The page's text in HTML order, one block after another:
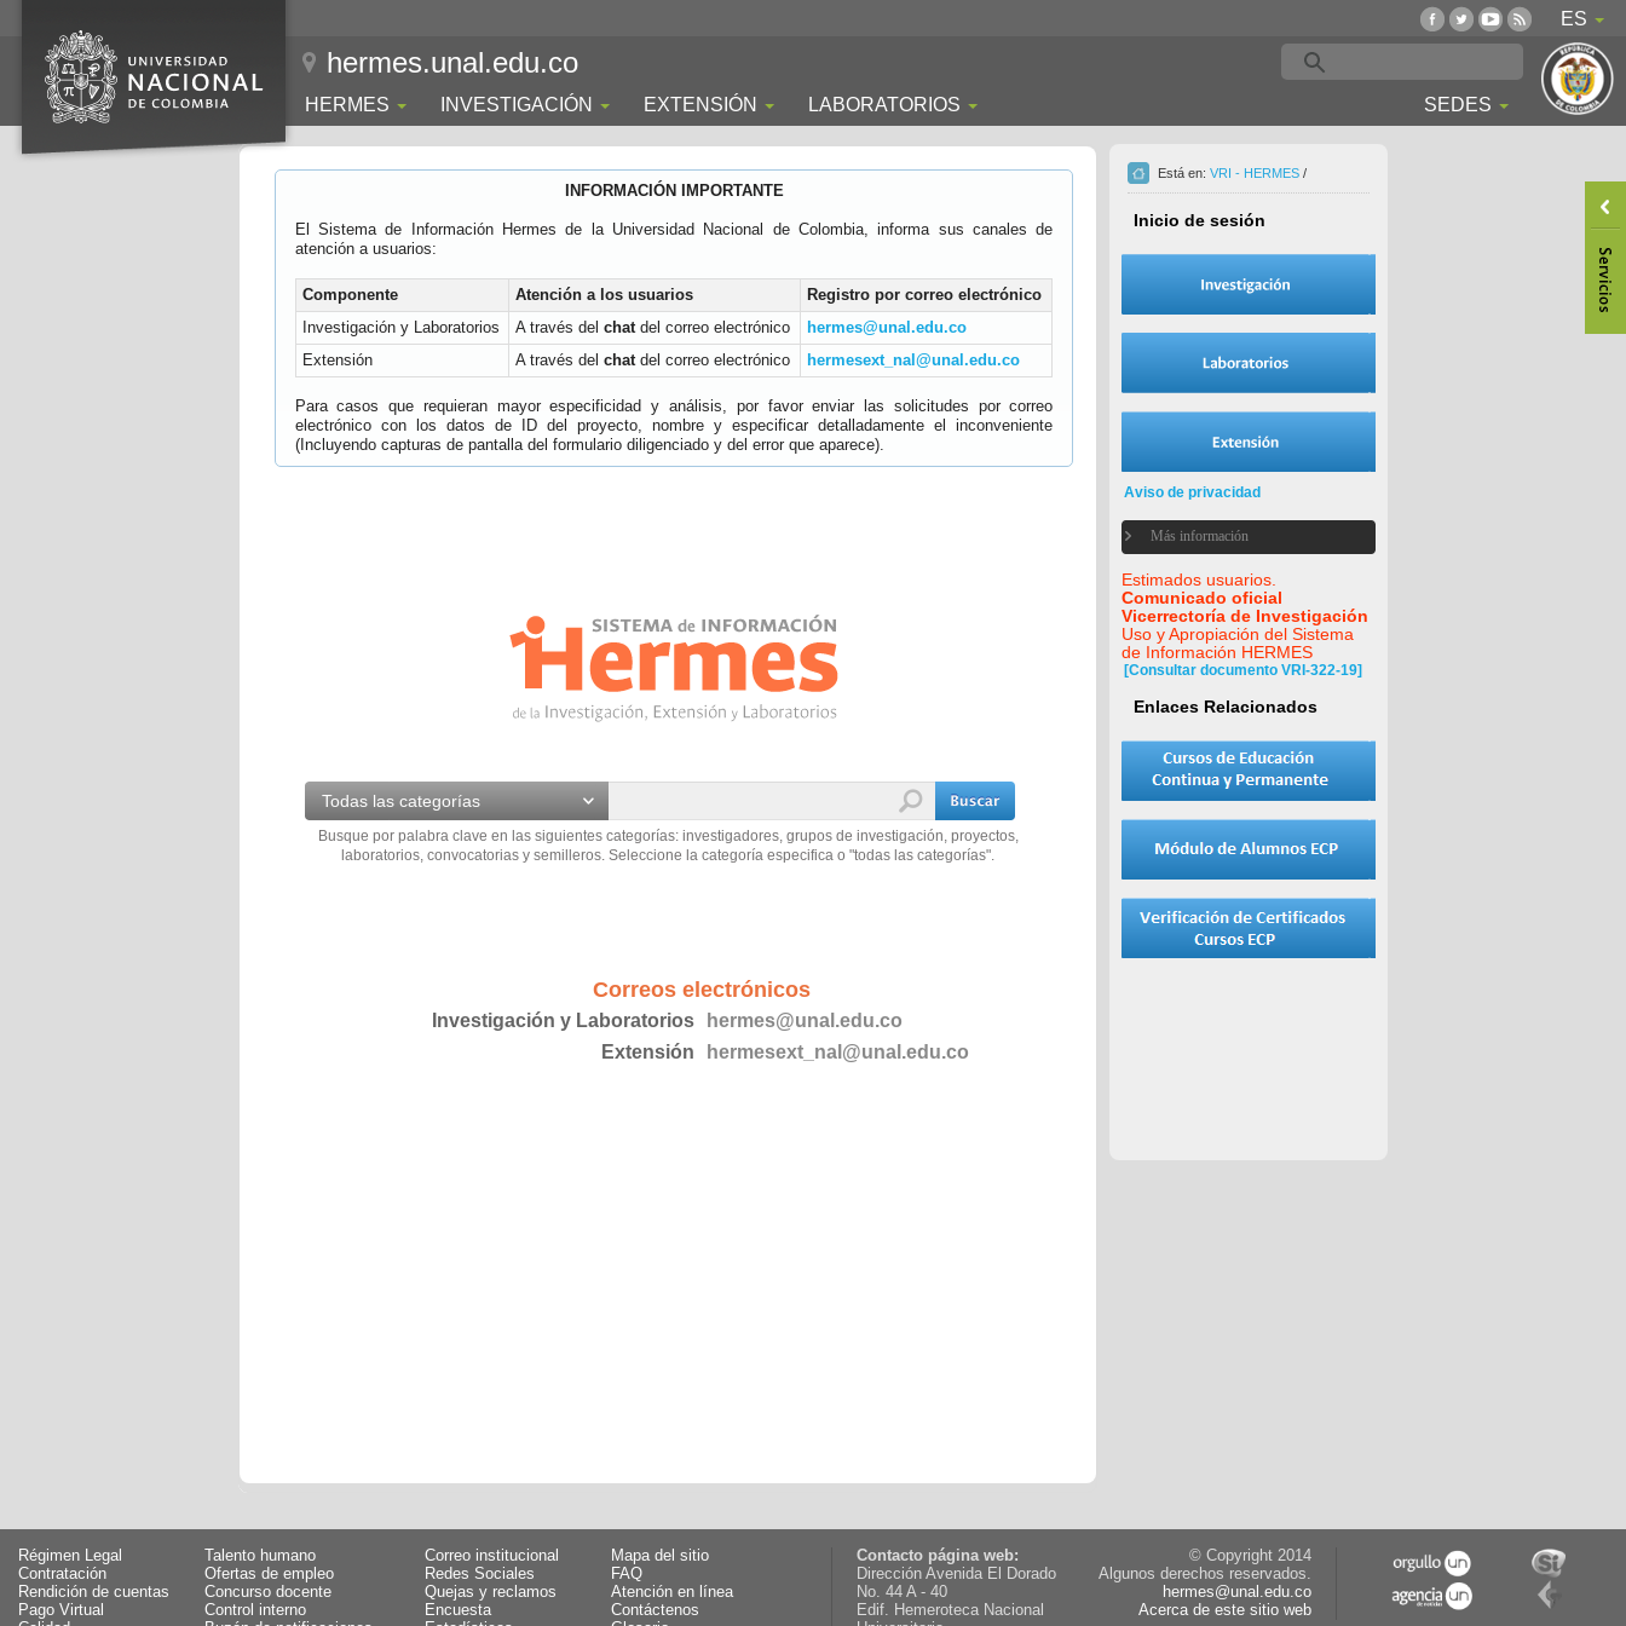
ES
hermes.unal.edu.co
HERMES INVESTIGACIÓN EXTENSIÓN LABORATORIOS SEDES
INFORMACIÓN IMPORTANTE
El Sistema de Información Hermes de la Universidad Nacional de Colombia, informa sus canales de
atención a usuarios:
Componente Atención a los usuarios
Registro por correo electrónico
Investigación y Laboratorios
A través del chatdel correo electrónico
hermes@unal.edu.co
Extensión
A través del chatdel correo electrónico hermesext_nal@unal.edu.co
Para casos que requieran mayor especificidad y análisis, por favor enviar las solicitudes por correo
electrónico con los datos de ID del proyecto, nombre y especificar detalladamente el inconveniente
(Incluyendo capturas de pantalla del formulario diligenciado y del error que aparece).
Todas las categorías
Busque por palabra clave en las siguientes categorías: investigadores, grupos de investigación, proyectos,
laboratorios, convocatorias y semilleros. Seleccione la categoría especifica o "todas las categorías".
Correos electrónicos
Investigación y Laboratorios
hermes@unal.edu.co
Extensión
hermesext_nal@unal.edu.co
Está en: VRI - HERMES /
Inicio de sesión
Aviso de privacidad
Más información
Estimados usuarios.
Comunicado oficial
Vicerrectoría de Investigación
Uso y Apropiación del Sistema
de Información HERMES
[Consultar documento VRI-322-19]
Enlaces Relacionados
Régimen Legal
Talento humano
Contratación
Ofertas de empleo
Rendición de cuentas
Concurso docente
Pago Virtual
Control interno
Correo institucional
Mapa del sitio
Redes Sociales
FAQ
Quejas y reclamos
Atención en línea
Encuesta
Contáctenos
Contacto página web:
Dirección Avenida El Dorado
No. 44 A - 40
Edif. Hemeroteca Nacional
© Copyright 2014
Algunos derechos reservados.
hermes@unal.edu.co
Acerca de este sitio web